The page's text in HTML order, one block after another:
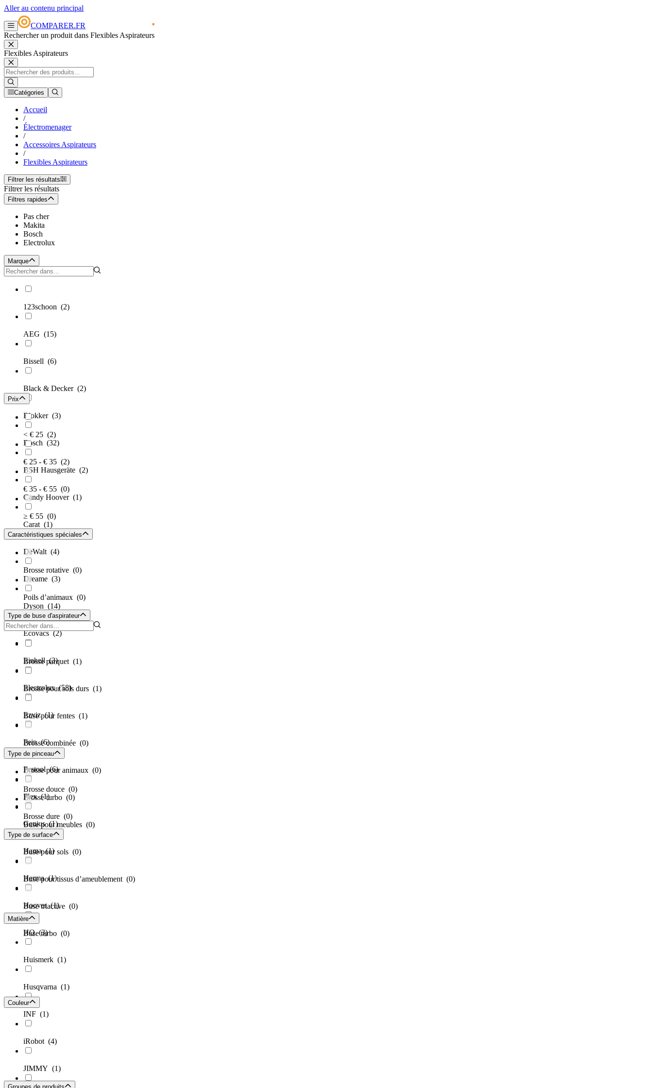
Aller au contenu principal
COMPARER.FR
Rechercher un produit dans Flexibles Aspirateurs
Flexibles Aspirateurs
Catégories
Accueil
/
Électromenager
/
Accessoires Aspirateurs
/
Flexibles Aspirateurs
Filtrer les résultats
Filtrer les résultats
Filtres rapides
Pas cher
Makita
Bosch
Electrolux
Marque
123schoon (2)
AEG (15)
Bissell (6)
Black & Decker (2)
Blokker (3)
Bosch (32)
BSH Hausgeräte (2)
Candy Hoover (1)
Carat (1)
DeWalt (4)
Dreame (3)
Dyson (14)
Ecovacs(2)
Einhell(3)
Electrolux(58)
Ezviz(1)
Fein(6)
Festool(6)
Flex(1)
Genius(1)
Hama(1)
Herma(1)
Hoover(1)
HQ(3)
Huismerk (1)
Husqvarna (1)
INF (1)
iRobot (4)
JIMMY (1)
Prix
< € 25 (2)
€ 25 - € 35 (2)
€ 35 - € 55 (0)
≥ € 55 (0)
Caractéristiques spéciales
Brosse rotative (0)
Poils d’animaux (0)
Type de buse d'aspirateur
Brosse parquet (1)
Brosse pour sols durs (1)
Buse pour fentes (1)
Brosse combinée (0)
Brosse pour animaux (0)
Brosse turbo (0)
Buse pour meubles (0)
Buse pour sols (0)
Buse pour tissus d’ameublement (0)
Buse triactive (0)
Buse turbo (0)
Type de pinceau
Brosse douce (0)
Brosse dure (0)
Type de surface
Matière
Couleur